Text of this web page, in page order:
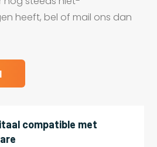
heeft, bel of mail ons dan
compatible met